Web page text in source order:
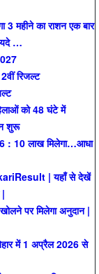
महीने का राशन एक बार
…
रिजल्ट
को 48 घंटे में
शुरू
10 लाख मिलेगा…आधा
| यहाँ से देखें
पर मिलेगा अनुदान |
में 1 अप्रैल 2026 से